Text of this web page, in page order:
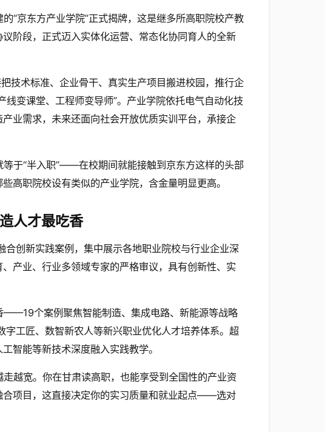
“京东方产业学院”正式揭牌，这是继多所高职院校产教
阶段，正式迈入实体化运营、常态化协同育人的全新
技术标准、企业骨干、真实生产项目搬进校园，推行企
变课堂、工程师变导师”。产业学院依托电气自动化技
业需求，未来还面向社会开放优质实训平台，承接企
等于“半入职”——在校期间就能接触到京东方这样的头部
高职院校设有类似的产业学院，含金量明显更高。
人才最吃香
创新实践案例，集中展示各地职业院校与行业企业深
产业、行业多领域专家的严格审议，具有创新性、实
——19个案例聚焦智能制造、集成电路、新能源等战略
工匠、数智新农人等新兴职业优化人才培养体系。超
智能等新技术深度融入实践教学。
越宽。你在甘肃读高职，也能享受到全国性的产业资
项目，这直接决定你的实习质量和就业起点——选对